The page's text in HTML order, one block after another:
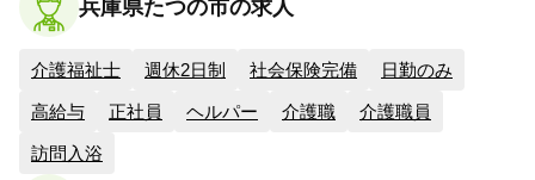
兵庫県たつの市の求人
介護福祉士 週休2日制 社会保険完備 日勤のみ
高給与 正社員 ヘルパー 介護職 介護職員
訪問入浴